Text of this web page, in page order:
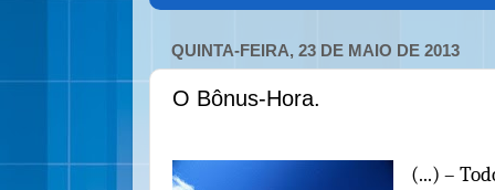
QUINTA-FEIRA, 23 DE MAIO DE 2013
O Bônus-Hora.
(...) –